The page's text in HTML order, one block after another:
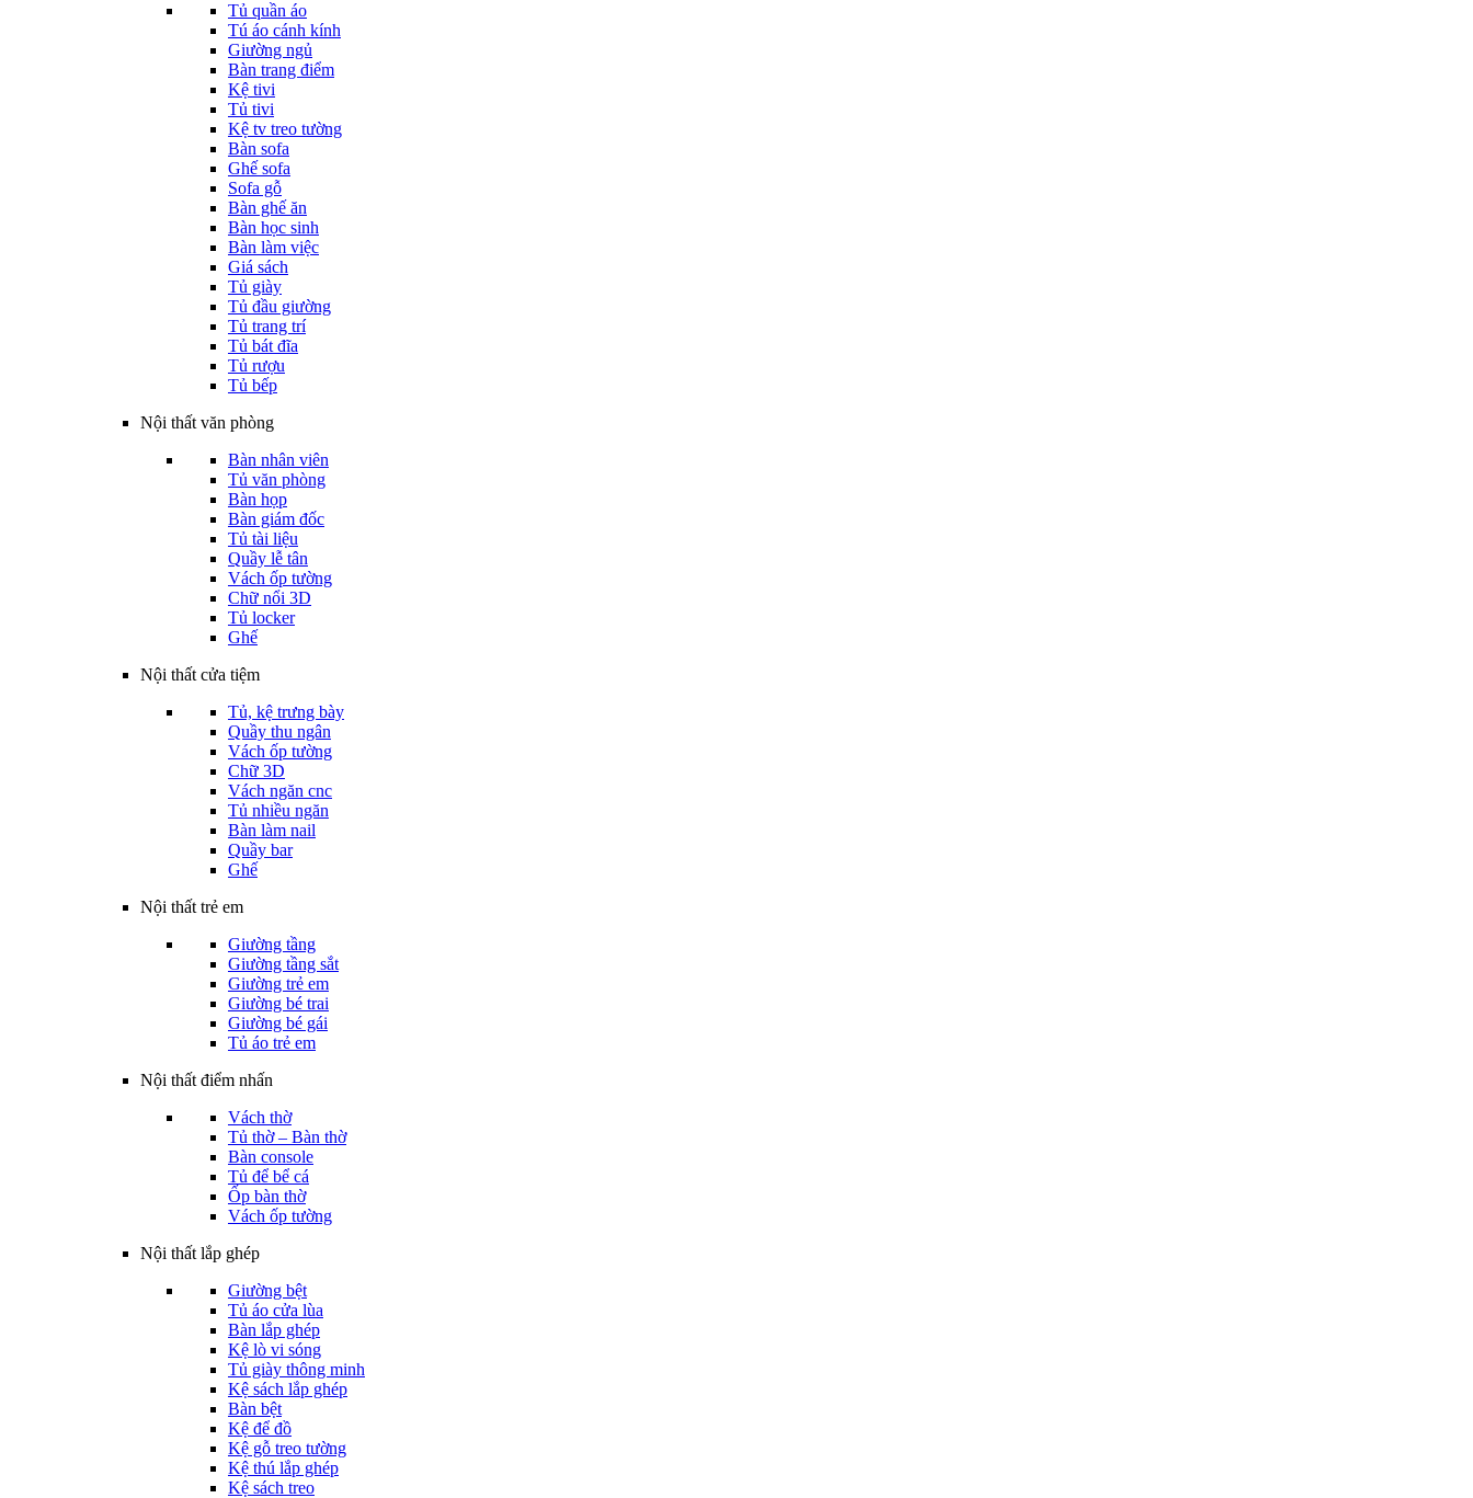
Tủ quần áo
Tú áo cánh kính
Giường ngủ
Bàn trang điểm
Kệ tivi
Tủ tivi
Kệ tv treo tường
Bàn sofa
Ghế sofa
Sofa gỗ
Bàn ghế ăn
Bàn học sinh
Bàn làm việc
Giá sách
Tủ giày
Tủ đầu giường
Tủ trang trí
Tủ bát đĩa
Tủ rượu
Tủ bếp
Nội thất văn phòng
Bàn nhân viên
Tủ văn phòng
Bàn họp
Bàn giám đốc
Tủ tài liệu
Quầy lễ tân
Vách ốp tường
Chữ nổi 3D
Tủ locker
Ghế
Nội thất cửa tiệm
Tủ, kệ trưng bày
Quầy thu ngân
Vách ốp tường
Chữ 3D
Vách ngăn cnc
Tủ nhiều ngăn
Bàn làm nail
Quầy bar
Ghế
Nội thất trẻ em
Giường tầng
Giường tầng sắt
Giường trẻ em
Giường bé trai
Giường bé gái
Tủ áo trẻ em
Nội thất điểm nhấn
Vách thờ
Tủ thờ – Bàn thờ
Bàn console
Tủ để bể cá
Ốp bàn thờ
Vách ốp tường
Nội thất lắp ghép
Giường bệt
Tủ áo cửa lùa
Bàn lắp ghép
Kệ lò vi sóng
Tủ giày thông minh
Kệ sách lắp ghép
Bàn bệt
Kệ để đồ
Kệ gỗ treo tường
Kệ thú lắp ghép
Kệ sách treo